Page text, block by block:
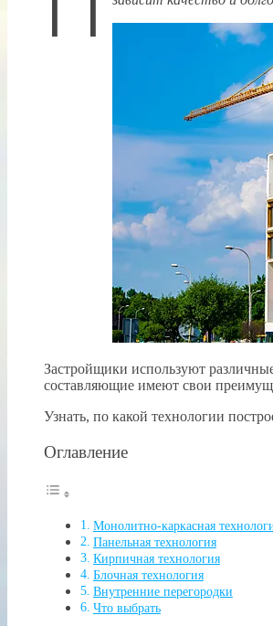
Застройщики используют
составляющие имеют свои
Узнать, по какой технологии
Оглавление
Монолитно-каркасная
Панельная технология
Кирпичная технология
Блочная технология
Внутренние перегородки
Что выбрать